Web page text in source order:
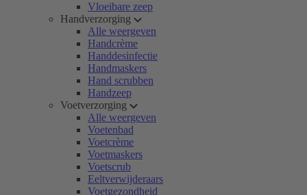
Vloeibare zeep
Handverzorging
Alle weergeven
Handcrème
Handdesinfectie
Handmaskers
Hand scrubben
Handzeep
Voetverzorging
Alle weergeven
Voetenbad
Voetcrème
Voetmaskers
Voetscrub
Eeltverwijderaars
Voetgezondheid